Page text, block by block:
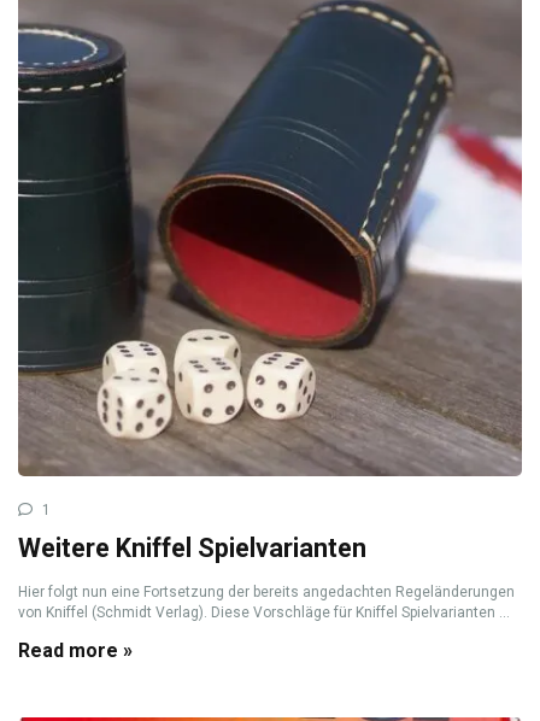
1
Weitere Kniffel Spielvarianten
Hier folgt nun eine Fortsetzung der bereits angedachten Regeländerungen
von Kniffel (Schmidt Verlag). Diese Vorschläge für Kniffel Spielvarianten ...
Read more »